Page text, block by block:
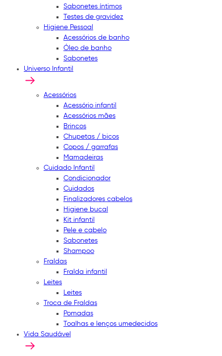
Sabonetes íntimos
Testes de gravidez
Higiene Pessoal
Acessórios de banho
Óleo de banho
Sabonetes
Universo Infantil
Acessórios
Acessório infantil
Acessórios mães
Brincos
Chupetas / bicos
Copos / garrafas
Mamadeiras
Cuidado Infantil
Condicionador
Cuidados
Finalizadores cabelos
Higiene bucal
Kit infantil
Pele e cabelo
Sabonetes
Shampoo
Fraldas
Fralda infantil
Leites
Leites
Troca de Fraldas
Pomadas
Toalhas e lenços umedecidos
Vida Saudável